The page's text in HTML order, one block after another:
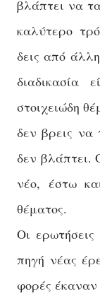
βλάπτει να
καλύτερο
δεις από
διαδικασία
στοιχειώδη
δεν βρεις να
δεν βλάπτει.
νέο, έστω
θέματος.
Οι
πηγή νέας
φορές έκαναν